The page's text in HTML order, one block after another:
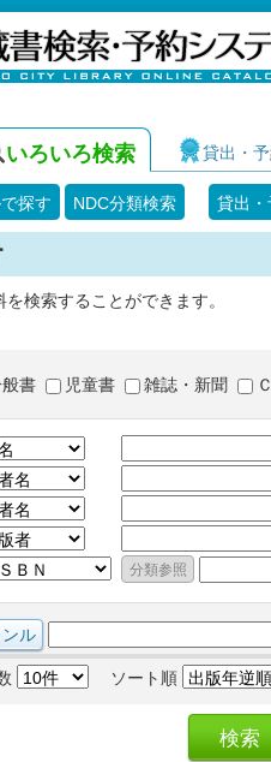
いろいろ検索 貸出・
探す NDC分類検索 貸出
検索することができます。
書 児童書 雑誌・新聞
ソート順